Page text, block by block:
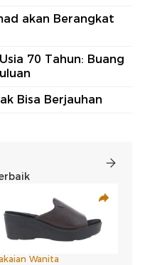
akan Berangkat
70 Tahun: Buang
Bisa Berjauhan